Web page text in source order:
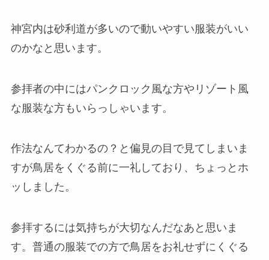
神宮内は砂利道が多いので動いやすい服装がいい
のかなと思います。
参拝者の中にはパンクロック風な方やリゾート風
な服装な方もいらっしゃいます。
作法なんてわかるの？と偏見の目で見てしまいま
すが鳥居をくぐる前に一礼しており、ちょっとホ
ッしました。
参拝するには気持ちが大切なんだなあと思いま
す。普通の服装での方で鳥居をお礼せずにくぐる